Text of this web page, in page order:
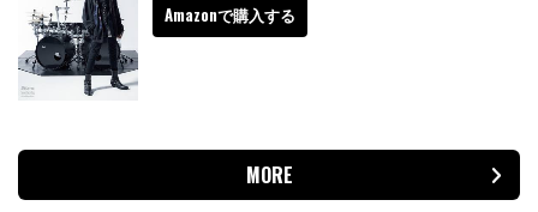
Amazonで購入する
MORE